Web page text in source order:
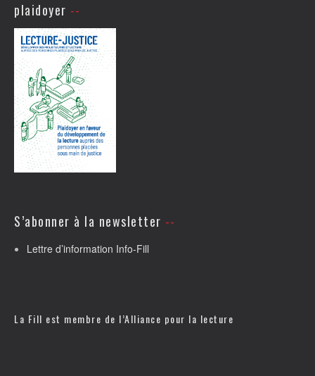
plaidoyer
S’abonner à la newsletter
Lettre d’information Info-Fill
La Fill est membre de l’Alliance pour la lecture